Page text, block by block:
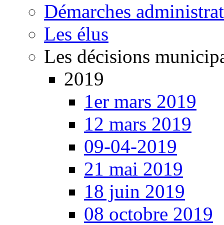
Démarches
Les élus
Les décisions
2019
1er mars 2019
12 mars 2019
09-04-2019
21 mai 2019
18 juin 2019
08 octobre 2019